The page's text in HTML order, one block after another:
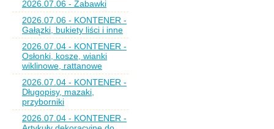
2026.07.06 - Zabawki
2026.07.06 - KONTENER -
Gałązki, bukiety liści i inne
2026.07.04 - KONTENER -
Osłonki, kosze, wianki
wiklinowe, rattanowe
2026.07.04 - KONTENER -
Długopisy, mazaki,
przyborniki
2026.07.04 - KONTENER -